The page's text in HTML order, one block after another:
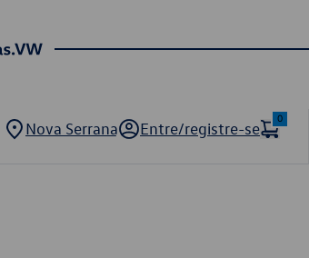
Nova Serrana Entre/registre-se
0